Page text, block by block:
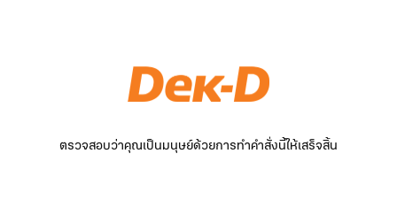
ตรวจสอบว่าคุณเป็นมนุษย์ด้วยการทำคำสั่งนี้ให้เสร็จสิ้น